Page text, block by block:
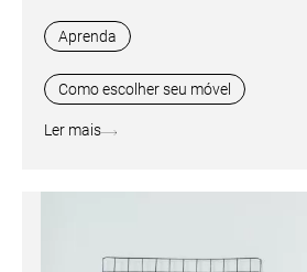
Aprenda
Como escolher seu móvel
Ler mais